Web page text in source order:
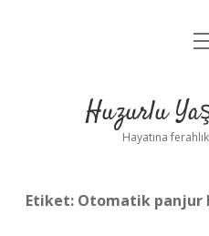
Yasal
Huzurlu
Hayatına
Etiket: Otomatik panjur